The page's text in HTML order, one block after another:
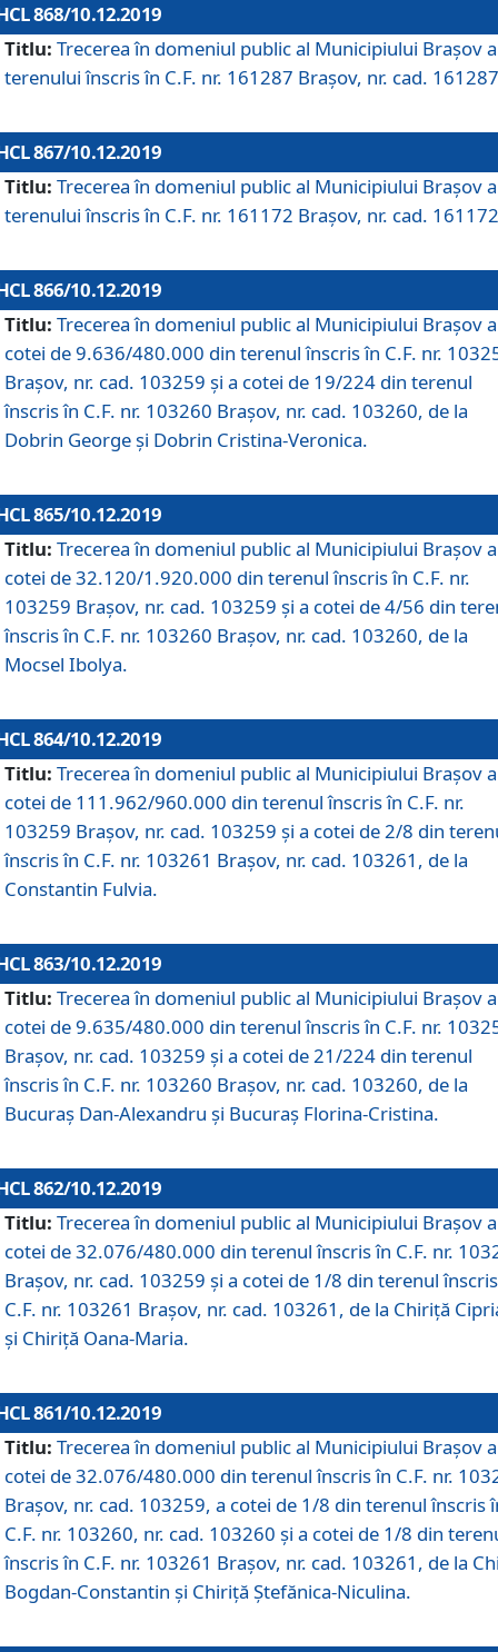
868/10.12.2019
Titlu: Trecerea în domeniul public al Municipiului Braşov a
terenului înscris în C.F. nr. 161287 Brașov, nr. cad.
867/10.12.2019
Titlu: Trecerea în domeniul public al Municipiului Braşov a
terenului înscris în C.F. nr. 161172 Brașov, nr. cad.
866/10.12.2019
Titlu: Trecerea în domeniul public al Municipiului Braşov a
cotei de 9.636/480.000 din terenul înscris în C.F. nr.
Brașov, nr. cad. 103259 și a cotei de 19/224 din terenul
înscris în C.F. nr. 103260 Brașov, nr. cad. 103260, de la
Dobrin George și Dobrin Cristina-Veronica.
865/10.12.2019
Titlu: Trecerea în domeniul public al Municipiului Braşov a
cotei de 32.120/1.920.000 din terenul înscris în C.F. nr.
103259 Brașov, nr. cad. 103259 și a cotei de 4/56 din
înscris în C.F. nr. 103260 Brașov, nr. cad. 103260, de la
Mocsel Ibolya.
864/10.12.2019
Titlu: Trecerea în domeniul public al Municipiului Braşov a
cotei de 111.962/960.000 din terenul înscris în C.F. nr.
103259 Brașov, nr. cad. 103259 și a cotei de 2/8 din
înscris în C.F. nr. 103261 Brașov, nr. cad. 103261, de la
Constantin Fulvia.
863/10.12.2019
Titlu: Trecerea în domeniul public al Municipiului Braşov a
cotei de 9.635/480.000 din terenul înscris în C.F. nr.
Brașov, nr. cad. 103259 și a cotei de 21/224 din terenul
înscris în C.F. nr. 103260 Brașov, nr. cad. 103260, de la
Bucuraș Dan-Alexandru și Bucuraș Florina-Cristina.
862/10.12.2019
Titlu: Trecerea în domeniul public al Municipiului Braşov a
cotei de 32.076/480.000 din terenul înscris în C.F. nr.
Brașov, nr. cad. 103259 și a cotei de 1/8 din terenul
C.F. nr. 103261 Brașov, nr. cad. 103261, de la Chiriță
și Chiriță Oana-Maria.
861/10.12.2019
Titlu: Trecerea în domeniul public al Municipiului Braşov a
cotei de 32.076/480.000 din terenul înscris în C.F. nr.
Brașov, nr. cad. 103259, a cotei de 1/8 din terenul înscris
C.F. nr. 103260, nr. cad. 103260 și a cotei de 1/8 din
înscris în C.F. nr. 103261 Brașov, nr. cad. 103261, de la
Bogdan-Constantin și Chiriță Ștefănica-Niculina.